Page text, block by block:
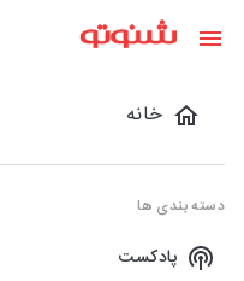
خانه
دسته بندی ها
پادکست